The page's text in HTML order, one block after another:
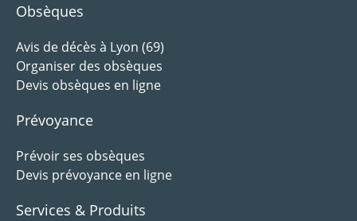
Obsèques
Avis de décès à Lyon (69)
Organiser des obsèques
Devis obsèques en ligne
Prévoyance
Prévoir ses obsèques
Devis prévoyance en ligne
Services & Produits